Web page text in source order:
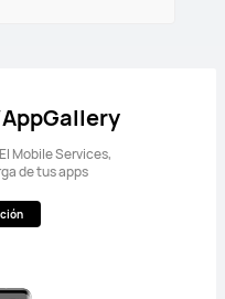
Mobile Services,
de tus apps